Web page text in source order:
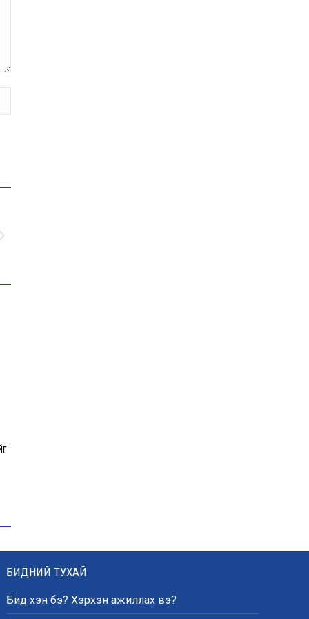
БИДНИЙ ТУХАЙ
Бид хэн бэ? Хэрхэн ажиллах вэ?